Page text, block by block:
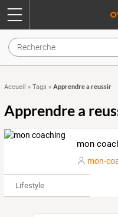
Accueil » Tags » Apprendre a reussir
Apprendre a
mon
mon-
Lifestyle